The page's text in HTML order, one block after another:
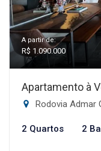
A partir de:
R$ 1.090.000
Apartamento à
Rodovia Admar
2 Quartos 2